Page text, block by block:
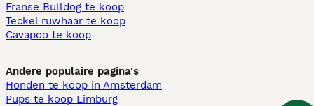
Franse Bulldog te koop
Teckel ruwhaar te koop
Cavapoo te koop
Andere populaire pagina's
Honden te koop in Amsterdam
Pups te koop Limburg​